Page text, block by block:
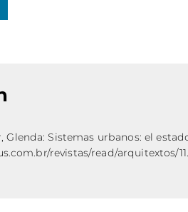
Glenda: Sistemas urbanos: el
revistas/read/arquitextos/